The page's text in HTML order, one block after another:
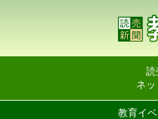
読
ネ
教育イベ